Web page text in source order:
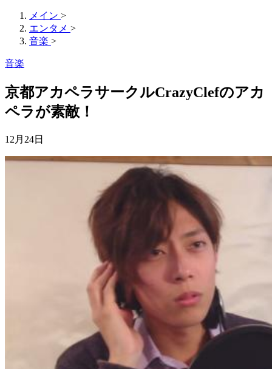
メイン >
エンタメ >
音楽 >
音楽
京都アカペラサークルCrazyClefのアカ
ペラが素敵！
12月24日